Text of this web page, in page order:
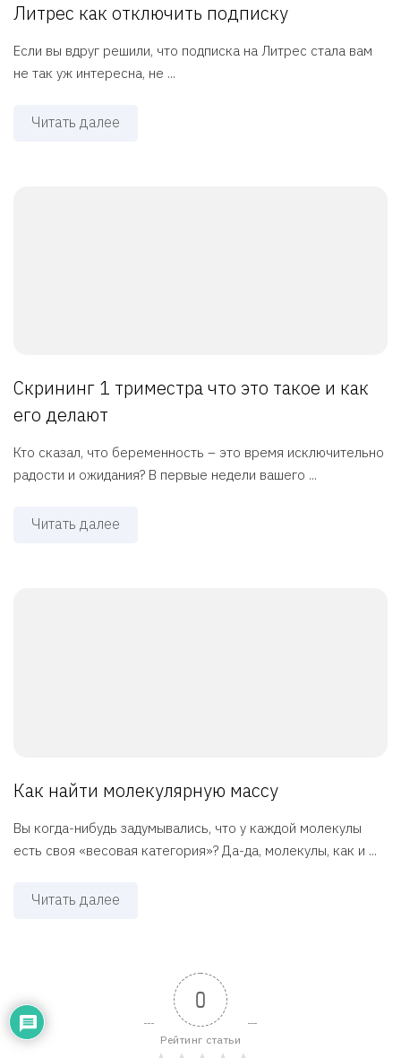
Литрес как отключить подписку
Если вы вдруг решили, что подписка на Литрес стала вам
не так уж интересна, не ...
Читать далее
Скрининг 1 триместра что это такое и как
его делают
Кто сказал, что беременность – это время исключительно
радости и ожидания? В первые недели вашего ...
Читать далее
Как найти молекулярную массу
Вы когда-нибудь задумывались, что у каждой молекулы
есть своя «весовая категория»? Да-да, молекулы, как и ...
Читать далее
0
Рейтинг статьи